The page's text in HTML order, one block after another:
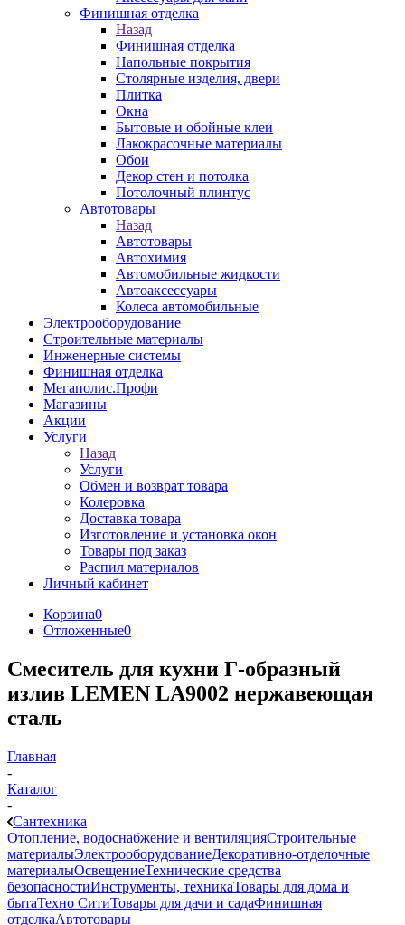
Финишная отделка
Назад
Финишная отделка
Напольные покрытия
Столярные изделия, двери
Плитка
Окна
Бытовые и обойные клеи
Лакокрасочные материалы
Обои
Декор стен и потолка
Потолочный плинтус
Автотовары
Назад
Автотовары
Автохимия
Автомобильные жидкости
Автоаксессуары
Колеса автомобильные
Электрооборудование
Строительные материалы
Инженерные системы
Финишная отделка
Мегаполис.Профи
Магазины
Акции
Услуги
Назад
Услуги
Обмен и возврат товара
Колеровка
Доставка товара
Изготовление и установка окон
Товары под заказ
Распил материалов
Личный кабинет
Корзина0
Отложенные0
Смеситель для кухни Г-образный
излив LEMEN LA9002 нержавеющая
сталь
Главная
-
Каталог
-
Сантехника
Отопление, водоснабжение и вентиляцияСтроительные
материалыЭлектрооборудованиеДекоративно-отделочные
материалыОсвещениеТехнические средства
безопасностиИнструменты, техникаТовары для дома и
бытаТехно СитиТовары для дачи и садаФинишная
отделкаАвтотовары